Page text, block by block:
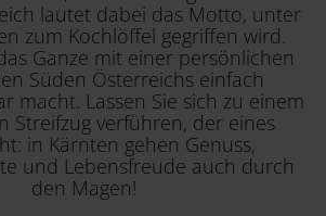
lautet dabei das Motto, unter
zum Kochlöffel gegriffen wird.
Ganze mit einer persönlichen
Süden Österreichs einfach
macht. Lassen Sie sich zu einem
Streifzug verführen, der eines
in Kärnten gehen Genuss,
und Lebensfreude auch durch
den Magen!